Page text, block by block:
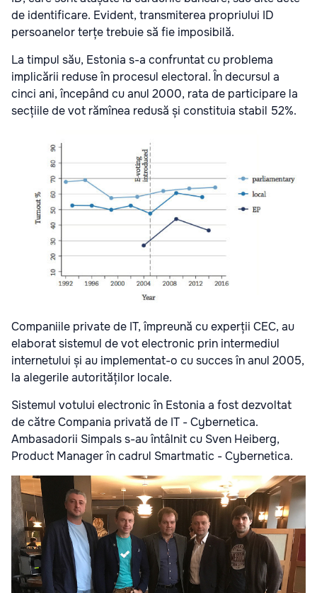
de identificare. Evident, transmiterea propriului ID
persoanelor terțe trebuie să fie imposibilă.
La timpul său, Estonia s-a confruntat cu problema
implicării reduse în procesul electoral. În decursul a
cinci ani, începând cu anul 2000, rata de participare la
secțiile de vot rămînea redusă și constituia stabil 52%.
Companiile private de IT, împreună cu experții CEC, au
elaborat sistemul de vot electronic prin intermediul
internetului și au implementat-o cu succes în anul 2005,
la alegerile autorităților locale.
Sistemul votului electronic în Estonia a fost dezvoltat
de către Compania privată de IT - Cybernetica.
Ambasadorii Simpals s-au întâlnit cu Sven Heiberg,
Product Manager în cadrul Smartmatic - Cybernetica.